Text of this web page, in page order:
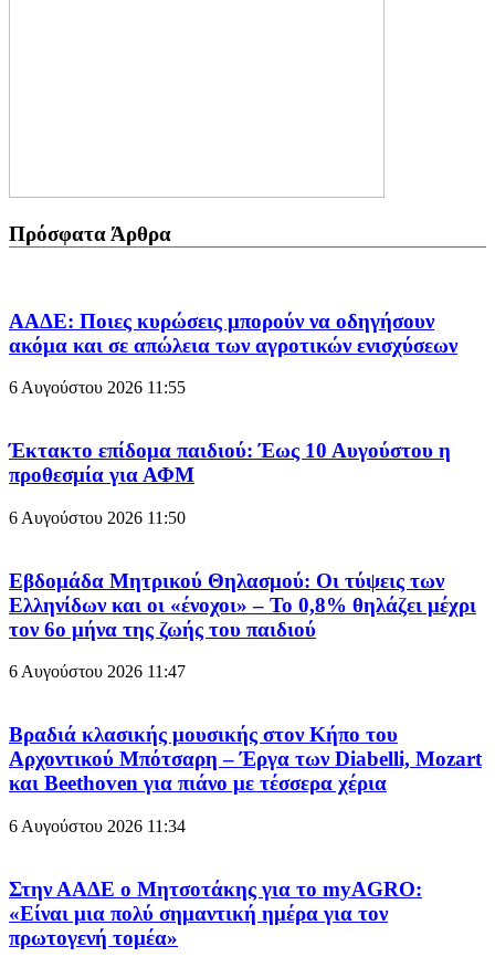
Πρόσφατα Άρθρα
ΑΑΔΕ: Ποιες κυρώσεις μπορούν να οδηγήσουν
ακόμα και σε απώλεια των αγροτικών ενισχύσεων
6 Αυγούστου 2026 11:55
Έκτακτο επίδομα παιδιού: Έως 10 Αυγούστου η
προθεσμία για ΑΦΜ
6 Αυγούστου 2026 11:50
Εβδομάδα Μητρικού Θηλασμού: Οι τύψεις των
Ελληνίδων και οι «ένοχοι» – Το 0,8% θηλάζει μέχρι
τον 6ο μήνα της ζωής του παιδιού
6 Αυγούστου 2026 11:47
Βραδιά κλασικής μουσικής στον Κήπο του
Αρχοντικού Μπότσαρη – Έργα των Diabelli, Mozart
και Beethoven για πιάνο με τέσσερα χέρια
6 Αυγούστου 2026 11:34
Στην ΑΑΔΕ ο Μητσοτάκης για το myAGRO:
«Είναι μια πολύ σημαντική ημέρα για τον
πρωτογενή τομέα»